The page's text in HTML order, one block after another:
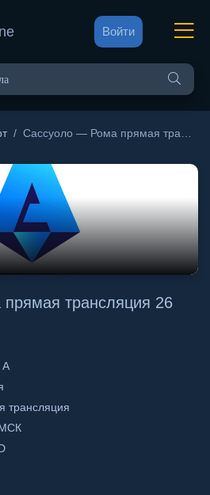
Войти
/ Сассуоло — Рома прямая трансляция 26 октября 2025
трансляция 26
А
трансляция